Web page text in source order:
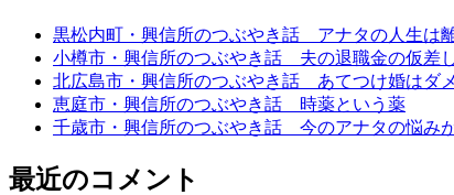
黒松内町・興信所のつぶやき話 アナタの人生は
小樽市・興信所のつぶやき話 夫の退職金の仮差
北広島市・興信所のつぶやき話 あてつけ婚はダ
恵庭市・興信所のつぶやき話 時薬という薬
千歳市・興信所のつぶやき話 今のアナタの悩み
最近のコメント